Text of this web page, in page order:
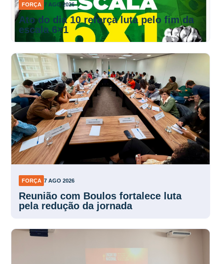
FORÇA 7 AGO 2026
Ato do dia 10 reforça luta pelo fim da
escala 6×1
FORÇA 7 AGO 2026
Reunião com Boulos fortalece luta
pela redução da jornada